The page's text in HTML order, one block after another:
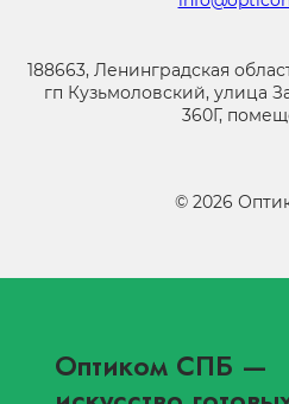
188663, Ленинградская
гп Кузьмоловский, улица
360Г,
© 2026
Оптиком СПБ —